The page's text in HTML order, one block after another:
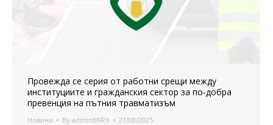
Провежда се серия от работни срещи между
институциите и гражданския сектор за по-добра
превенция на пътния травматизъм
Новини By adminXNRY 21/08/2025